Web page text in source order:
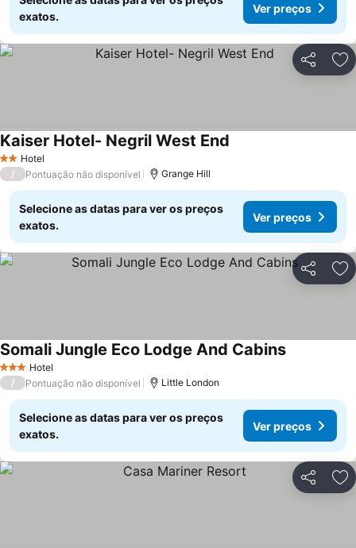
exatos.
Ver preços
Partilhar
2 Estrelas
Hotel
Kaiser Hotel- Negril West End
/ Pontuação não disponível Grange Hill
Selecione as datas para ver os preços
exatos.
Ver preços
Partilhar
3 EstrelasHotel
Somali Jungle Eco Lodge And CabinsVer preços
/ Pontuação não disponível Little London
Selecione as datas para ver os preços
exatos.
Ver preços
Partilhar